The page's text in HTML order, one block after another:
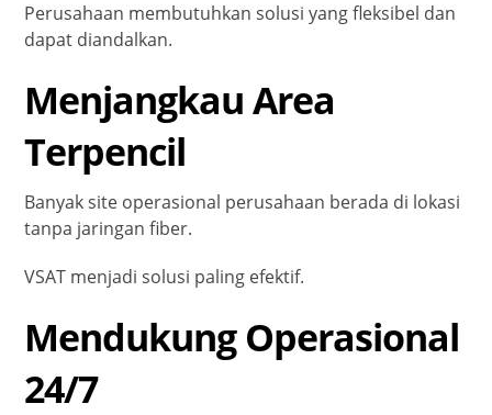
Perusahaan membutuhkan solusi yang fleksibel dan
dapat diandalkan.
Menjangkau Area
Terpencil
Banyak site operasional perusahaan berada di lokasi
tanpa jaringan fiber.
VSAT menjadi solusi paling efektif.
Mendukung Operasional
24/7